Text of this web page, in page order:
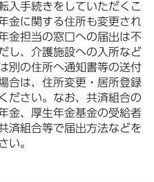
入手続きをしていただくこ
金に関する住所も変更され
金担当の窓口への届出は不
し、介護施設への入所など
別の住所へ通知書等の送付
合は、住所変更・居所登録
ださい。なお、共済組合の
金、厚生年金基金の受給者
済組合等で届出方法などを
い。